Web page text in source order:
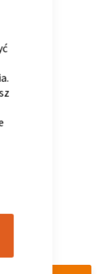
wisząca